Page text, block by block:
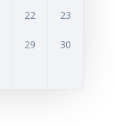
22 23
29 30